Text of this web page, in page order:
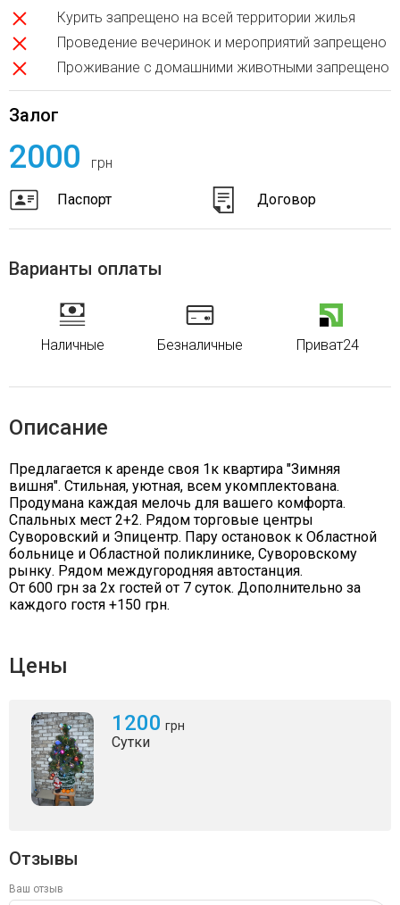
Курить запрещено на всей территории жилья
Проведение вечеринок и мероприятий запрещено
Проживание с домашними животными запрещено
Залог
2000 грн
Паспорт Договор
Варианты оплаты
Наличные Безналичные Приват24
Описание
Предлагается к аренде своя 1к квартира "Зимняя
вишня". Стильная, уютная, всем укомплектована.
Продумана каждая мелочь для вашего комфорта.
Спальных мест 2+2. Рядом торговые центры
Суворовский и Эпицентр. Пару остановок к Областной
больнице и Областной поликлинике, Суворовскому
рынку. Рядом междугородняя автостанция.
От 600 грн за 2х гостей от 7 суток. Дополнительно за
каждого гостя +150 грн.
Цены
1200 грн
Сутки
Отзывы
Ваш отзыв